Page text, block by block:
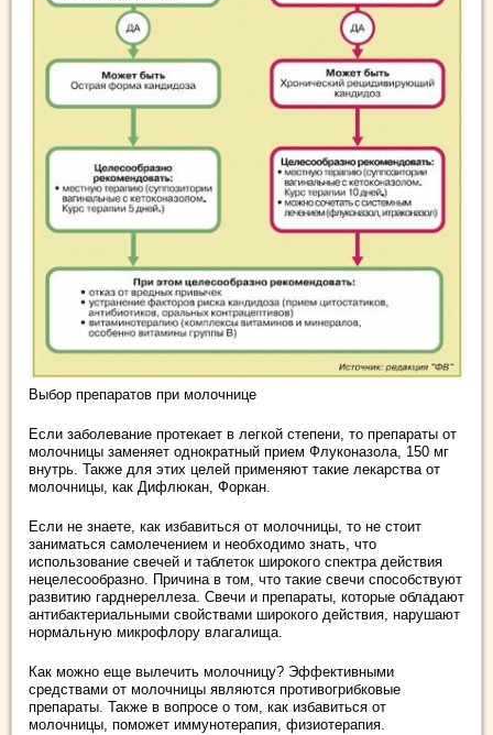
Выбор препаратов при молочнице
Если заболевание протекает в легкой степени, то препараты от
молочницы заменяет однократный прием Флуконазола, 150 мг
внутрь. Также для этих целей применяют такие лекарства от
молочницы, как Дифлюкан, Форкан.
Если не знаете, как избавиться от молочницы, то не стоит
заниматься самолечением и необходимо знать, что
использование свечей и таблеток широкого спектра действия
нецелесообразно. Причина в том, что такие свечи способствуют
развитию гарднереллеза. Свечи и препараты, которые обладают
антибактериальными свойствами широкого действия, нарушают
нормальную микрофлору влагалища.
Как можно еще вылечить молочницу? Эффективными
средствами от молочницы являются противогрибковые
препараты. Также в вопросе о том, как избавиться от
молочницы, поможет иммунотерапия, физиотерапия.